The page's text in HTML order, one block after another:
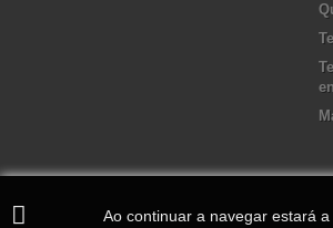
Ao continuar a navegar estará